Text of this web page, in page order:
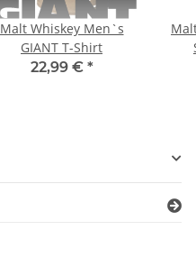
Malt Whiskey Men`s
GIANT T-Shirt
22,99 € *